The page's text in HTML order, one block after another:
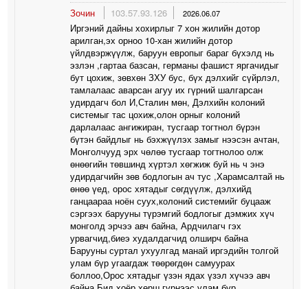
Зочин
103.57.93.126 2026.06.07
Иргэний дайны хохирлыг 7 хон жилийн дотор
арилган,эх орноо 10-хан жилийн дотор
үйлдвэржүүлж, баруун европыг бараг бүхэлд нь
эзлэн ,гартаа базсан, германы фашист яргачидыг
бут цохиж, зөвхөн ЗХУ бус, бүх дэлхийг сүйрлэл,
тамлалаас аварсан агуу их гүрний шалгарсан
удирдагч бол И,Сталин мөн, Дэлхийн колоний
системыг тас цохиж,олон орныг колоний
дарлалаас ангижиран, тусгаар тогтнол бүрэн
бүтэн байдлыг нь бэхжүүлэх замыг нээсэн ачтан,
Монголчууд эрх чөлөө тусгаар тогтнолоо олж
өнөөгийн төвшинд хүртэл хөгжиж буй нь ч энэ
удирдагчийн зөв бодлогын ач тус ,Харамсалтай нь
өнөө үед, орос хятадыг сөгдүүлж, дэлхийд
ганцаараа ноён суух,колоний системийг буцааж
сэргээх барууны түрэмгий бодлогыг дэмжих хүч
монголд эрчээ авч байна, Ардчилагч гэх
урвагчид,биеэ худалдагчид олширч байна
Барууны суртал ухуулгад манай иргэдийн толгой
улам бүр угаагдаж төөрөгдөн самуурах
боллоо,Орос хятадыг үзэн ядах үзэл хүчээ авч